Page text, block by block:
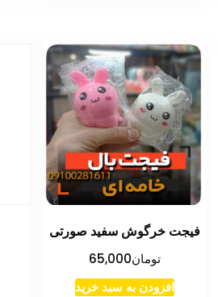
فیجت خرگوش سفید صورتی
تومان65,000
افزودن به سبد خرید